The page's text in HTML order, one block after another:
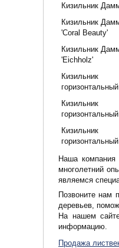
Кизильник
Кизильник
'Coral Beauty'
Кизильник
'Eichholz'
Кизильник
горизонтальный
Кизильник
горизонтальный
Кизильник
горизонтальный
Наша компания
многолетний
являемся
Позвоните нам
деревьев,
На нашем
информацию.
Продажа